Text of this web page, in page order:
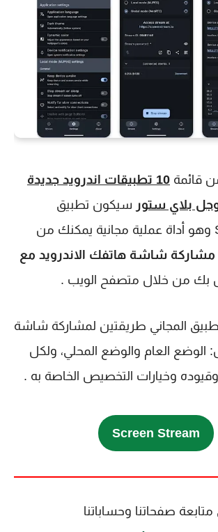
قائمة
10 تطبيقات اندرويد جديدة
بلاي ستور سيكون تطبيق
Screen Stream وهو أداة عملية مجانية يمكنك من
مشاركة شاشة هاتفك الاندرويد مع
بك من خلال متصفح الويب .
المجاني طريقتين لمشاركة شاشة
الوضع العام والوضع المحلي، ولكل
وخيارات التخصيص الخاصة به .
Screen Stream
صفحاتنا وحساباتنا